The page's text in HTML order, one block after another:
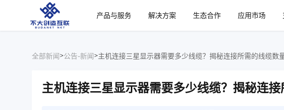
产品与服务
解决方案 生态合作 应用市场
全部新闻>公告-新闻>主机连接三星显示器需要多少线缆？揭秘连接所需的线缆数
主机连接三星显示器需要多少线缆？揭秘连